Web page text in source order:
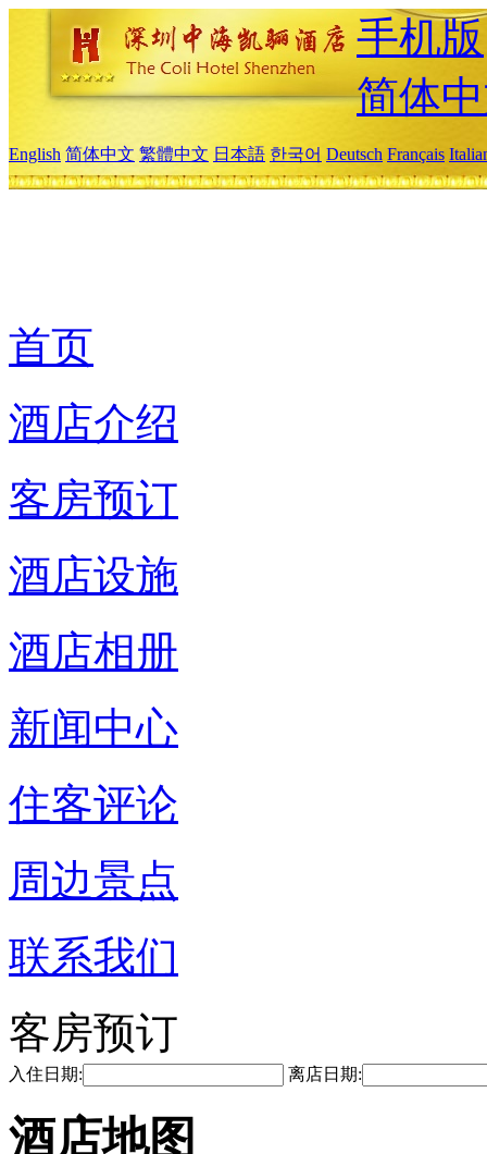
手机版
简体
English 简体中文 繁體中文 日本語 한국어 Deutsch Français
首页
酒店介绍
客房预订
酒店设施
酒店相册
新闻中心
住客评论
周边景点
联系我们
客房预订
入住日期: 离店日期:
酒店地图